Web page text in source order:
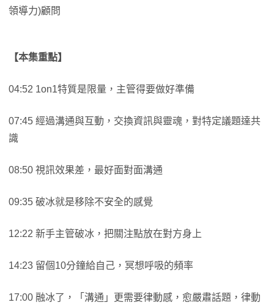
領導力)顧問
【本集重點】
04:52 1on1特質是限量，主管得要做好準備
07:45 經過溝通與互動，交換資訊與靈魂，對特定議題達共
識
08:50 視訊效果差，最好面對面溝通
09:35 破冰就是移除不安全的感覺
12:22 新手主管破冰，把關注點放在對方身上
14:23 留個10分鐘給自己，冥想呼吸的頻率
17:00 融冰了，「溝通」更需要律動感，愈嚴肅話題，律動